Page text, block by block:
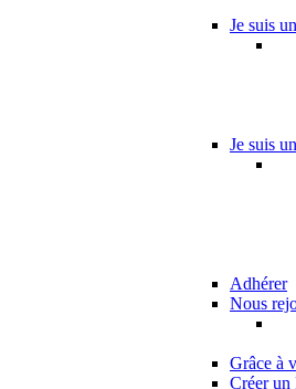
Je suis
Je suis
Adhérer
Nous
Grâce à
Créer un